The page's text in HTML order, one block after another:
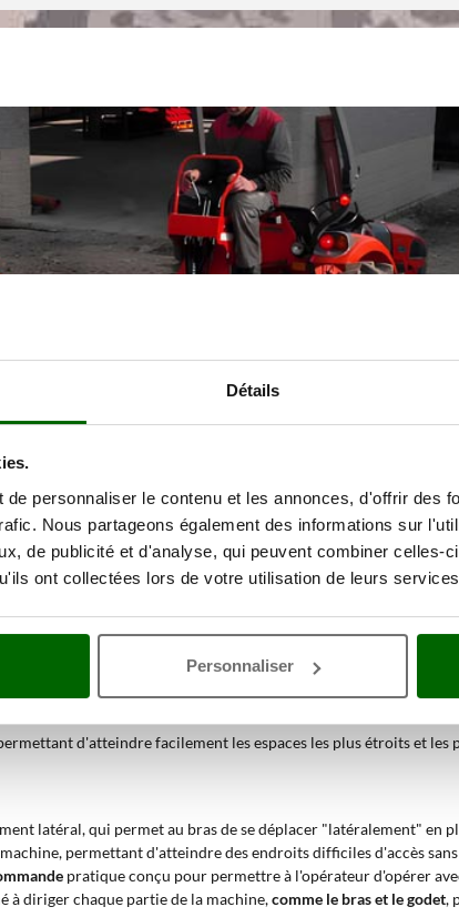
Détails
de personnaliser le contenu et les annonces, d'offrir des
Nous partageons également des informations sur
de publicité et d'analyse, qui peuvent combiner celles-
ont collectées lors de votre utilisation de leurs
Personnaliser
la création de systèmes de drainage, l’enlèvement de
et a pour principale caractéristique de pouvoir se
?
maximale même dans des conditions de travail les plus
et à la corrosion, ainsi que de déplacer des charges très
d'atteindre facilement les espaces les plus étroits et les
latéral, qui permet au bras de se déplacer "latéralement" en
permettant d'atteindre des endroits difficiles d'accès
pratique conçu pour permettre à l'opérateur d'opérer
à diriger chaque partie de la machine,comme le bras et le godet,